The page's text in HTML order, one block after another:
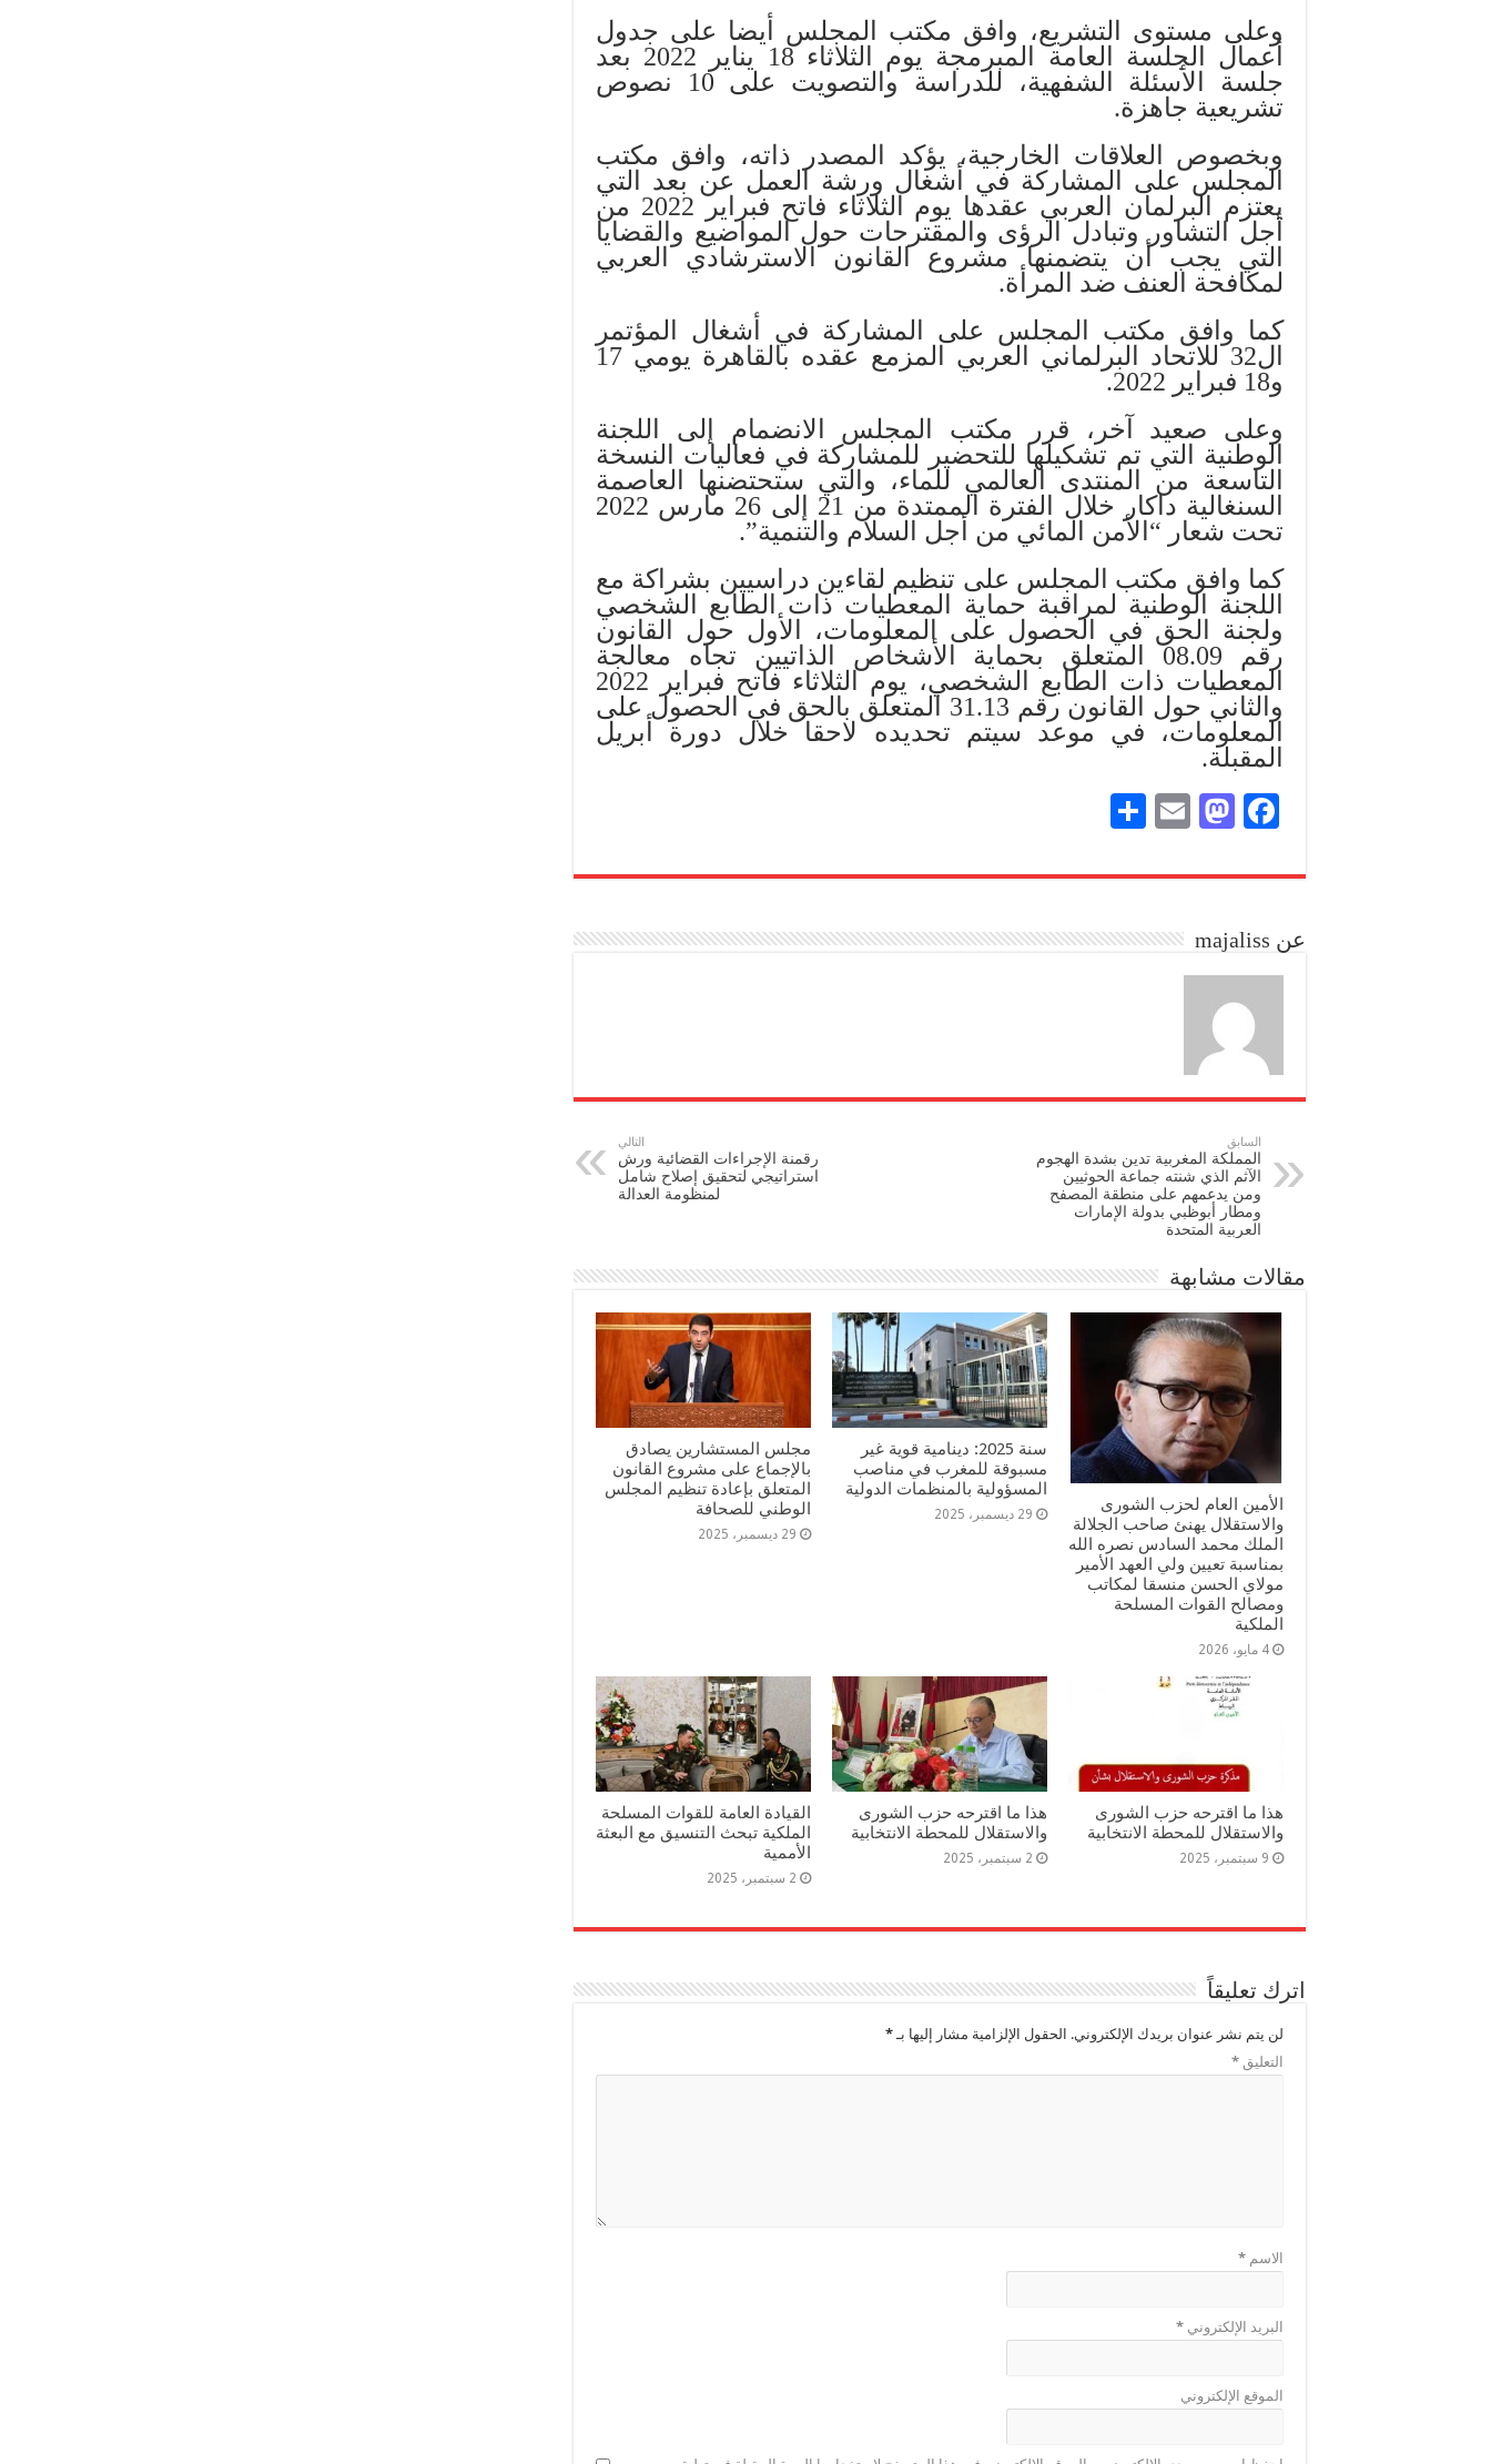
وعلى مستوى التشريع، وافق مكتب المجلس أيضا على جدول
أعمال الجلسة العامة المبرمجة يوم الثلاثاء 18 يناير 2022 بعد
جلسة الأسئلة الشفهية، للدراسة والتصويت على 10 نصوص
تشريعية جاهزة.
وبخصوص العلاقات الخارجية، يؤكد المصدر ذاته، وافق مكتب
المجلس على المشاركة في أشغال ورشة العمل عن بعد التي
يعتزم البرلمان العربي عقدها يوم الثلاثاء فاتح فبراير 2022 من
أجل التشاور وتبادل الرؤى والمقترحات حول المواضيع والقضايا
التي يجب أن يتضمنها مشروع القانون الاسترشادي العربي
لمكافحة العنف ضد المرأة.
كما وافق مكتب المجلس على المشاركة في أشغال المؤتمر
ال32 للاتحاد البرلماني العربي المزمع عقده بالقاهرة يومي 17
و18 فبراير 2022.
وعلى صعيد آخر، قرر مكتب المجلس الانضمام إلى اللجنة
الوطنية التي تم تشكيلها للتحضير للمشاركة في فعاليات النسخة
التاسعة من المنتدى العالمي للماء، والتي ستحتضنها العاصمة
السنغالية داكار خلال الفترة الممتدة من 21 إلى 26 مارس 2022
تحت شعار “الأمن المائي من أجل السلام والتنمية”.
كما وافق مكتب المجلس على تنظيم لقاءين دراسيين بشراكة مع
اللجنة الوطنية لمراقبة حماية المعطيات ذات الطابع الشخصي
ولجنة الحق في الحصول على المعلومات، الأول حول القانون
رقم 08.09 المتعلق بحماية الأشخاص الذاتيين تجاه معالجة
المعطيات ذات الطابع الشخصي، يوم الثلاثاء فاتح فبراير 2022
والثاني حول القانون رقم 31.13 المتعلق بالحق في الحصول على
المعلومات، في موعد سيتم تحديده لاحقا خلال دورة أبريل
المقبلة.
Fa
bo
M
to
n
E
ail
re
عن majaliss
السابق
المملكة المغربية تدين بشدة الهجوم
الآثم الذي شنته جماعة الحوثيين
ومن يدعمهم على منطقة المصفح
ومطار أبوظبي بدولة الإمارات
العربية المتحدة
التالي
رقمنة الإجراءات القضائية ورش
استراتيجي لتحقيق إصلاح شامل
لمنظومة العدالة
مقالات مشابهة
الأمين العام لحزب الشورى
والاستقلال يهنئ صاحب الجلالة
الملك محمد السادس نصره الله
بمناسبة تعيين ولي العهد الأمير
مولاي الحسن منسقا لمكاتب
ومصالح القوات المسلحة
الملكية
4 مايو، 2026
سنة 2025: دينامية قوية غير
مسبوقة للمغرب في مناصب
المسؤولية بالمنظمات الدولية
29 ديسمبر، 2025
مجلس المستشارين يصادق
بالإجماع على مشروع القانون
المتعلق بإعادة تنظيم المجلس
الوطني للصحافة
29 ديسمبر، 2025
هذا ما اقترحه حزب الشورى
والاستقلال للمحطة الانتخابية
9 سبتمبر، 2025
هذا ما اقترحه حزب الشورى
والاستقلال للمحطة الانتخابية
2 سبتمبر، 2025
القيادة العامة للقوات المسلحة
الملكية تبحث التنسيق مع البعثة
الأممية
2 سبتمبر، 2025
اترك تعليقاً
لن يتم نشر عنوان بريدك الإلكتروني. الحقول الإلزامية مشار إليها بـ *
التعليق *
الاسم *
البريد الإلكتروني *
الموقع الإلكتروني